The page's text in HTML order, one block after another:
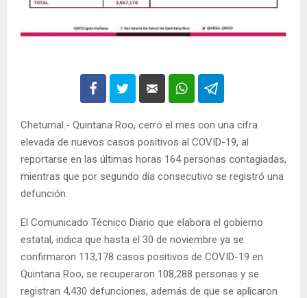
Chetumal.- Quintana Roo, cerró el mes con una cifra
elevada de nuevos casos positivos al COVID-19, al
reportarse en las últimas horas 164 personas contagiadas,
mientras que por segundo día consecutivo se registró una
defunción.
El Comunicado Técnico Diario que elabora el gobierno
estatal, indica que hasta el 30 de noviembre ya se
confirmaron 113,178 casos positivos de COVID-19 en
Quintana Roo, se recuperaron 108,288 personas y se
registran 4,430 defunciones, además de que se aplicaron